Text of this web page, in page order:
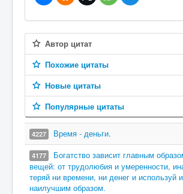
Автор цитат
Похожие цитаты
Новые цитаты
Популярные цитаты
4227 Время - деньги.
4177
Богатство зависит главным
вещей: от трудолюбия и умеренности,
теряй ни времени, ни денег и используй
наилучшим образом.